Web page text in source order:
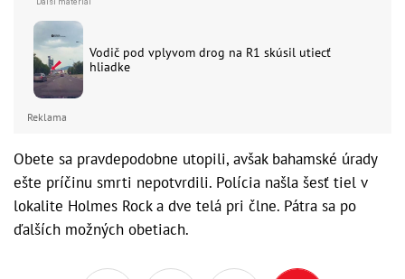
Vodič pod vplyvom drog na R1 skúsil utiecť
hliadke
Reklama
Obete sa pravdepodobne utopili, avšak bahamské úrady
ešte príčinu smrti nepotvrdili. Polícia našla šesť tiel v
lokalite Holmes Rock a dve telá pri člne. Pátra sa po
ďalších možných obetiach.